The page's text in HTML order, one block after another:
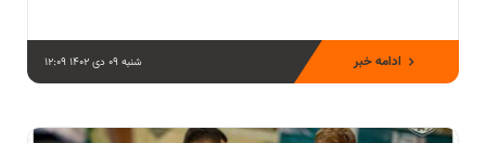
شنبه 09 دی 1402 12:09 ادامه خبر